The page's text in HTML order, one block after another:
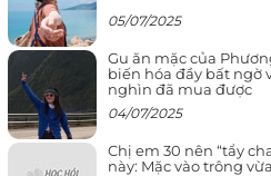
05/07/2025
Gu ăn mặc của
biến hóa đầy bất ngờ
nghìn đã mua được
04/07/2025
Chị em 30 nên “tẩy
này: Mặc vào trông